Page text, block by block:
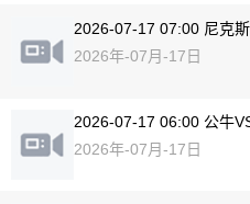
2026-07-17 07:00 尼克
2026年-07月-17日
2026-07-17 06:00 公牛
2026年-07月-17日